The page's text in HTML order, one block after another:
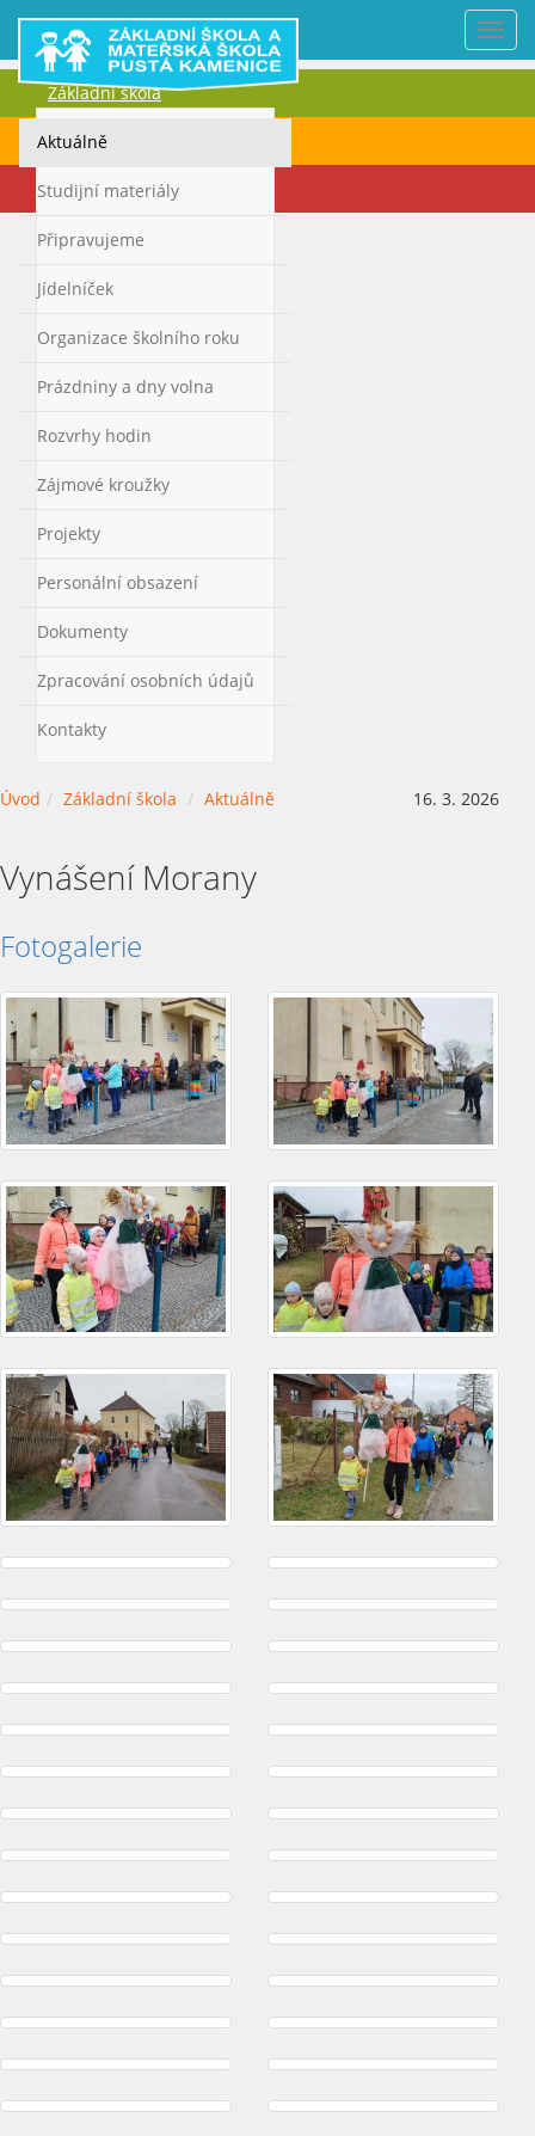
Základní škola
Mateřská škola
Kontakty
Aktuálně
Studijní materiály
Připravujeme
Jídelníček
Organizace školního roku
Prázdniny a dny volna
Rozvrhy hodin
Zájmové kroužky
Projekty
Personální obsazení
Dokumenty
Zpracování osobních údajů
Kontakty
Úvod Základní škola Aktuálně 16. 3. 2026
Vynášení Morany
Fotogalerie